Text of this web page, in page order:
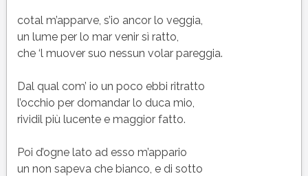
cotal m’apparve, s’io ancor lo veggia,
un lume per lo mar venir sì ratto,
che ‘l muover suo nessun volar pareggia.
Dal qual com’ io un poco ebbi ritratto
l’occhio per domandar lo duca mio,
rividil più lucente e maggior fatto.
Poi d’ogne lato ad esso m’appario
un non sapeva che bianco, e di sotto